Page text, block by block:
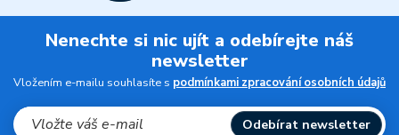
Nenechte si nic ujít a odebírejte náš
newsletter
Vložením e-mailu souhlasíte s podmínkami zpracování osobních údajů
Odebírat newsletter